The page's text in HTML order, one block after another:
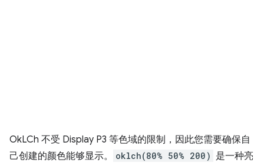
OkLCh 不受 Display P3 等色域的限制，因此您需要确保自
己创建的颜色能够显示。
oklch(80% 50% 200) 是一种亮